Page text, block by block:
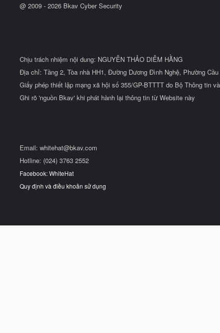
@ 2009 - 2026 Bkav Cyber Security
Chịu trách nhiệm nội dung: NGUYỄN THẢO DIỄM HẰNG
Địa chỉ: Tầng 2, Tòa nhà HH1, Đường Dương Đình Nghệ, Phường
Giấy phép thiết lập mạng xã hội số 355/GP-BTTTT do Bộ Thông tin
Ghi rõ 'nguồn Bkav' khi phát hành lại thông tin từ Website này
Email: whitehat@bkav.com
Hotline: (024) 3763 2552
Facebook: WhiteHat
Quy định và điều khoản sử dụng